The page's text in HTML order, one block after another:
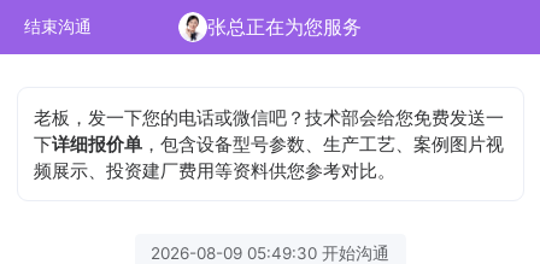
结束沟通 张总正在为您服务
老板，发一下您的电话或微信吧？技术部会给您免费发送一
下详细报价单 ，包含设备型号参数、生产工艺、案例图片视
频展示、投资建厂费用等资料供您参考对比。
2026-08-09 05:49:30 开始沟通